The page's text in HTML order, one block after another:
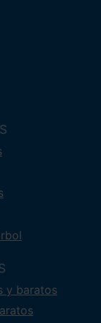
y baratos